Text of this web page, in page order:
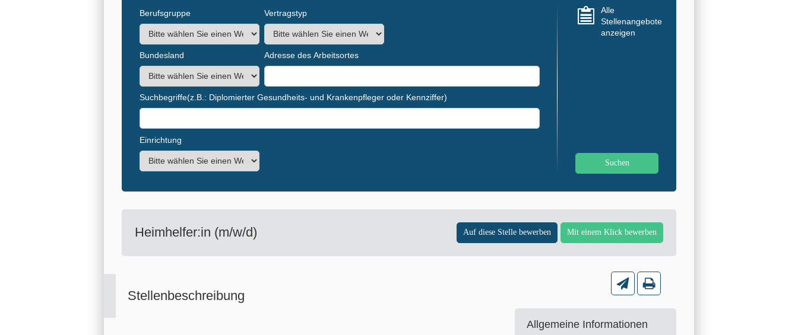
Berufsgruppe Vertragstyp
Bundesland Adresse des Arbeitsortes
Suchbegriffe(z.B.: Diplomierter Gesundheits- und Krankenpfleger oder Kennziffer)
Einrichtung
Alle
Stellenangebote
anzeigen
Heimhelfer:in (m/w/d)
Stellenbeschreibung
Allgemeine Informationen